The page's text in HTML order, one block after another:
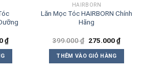
₫Giá
hiện
800.000 ₫.
HAIRBORN
Lăn Mọc Tóc HAIRBORN Chính
Hãng
399.000₫ Giá
là:
399.000 ₫.
275.000₫Giá
hiện
THÊM VÀO GIỎ HÀNG